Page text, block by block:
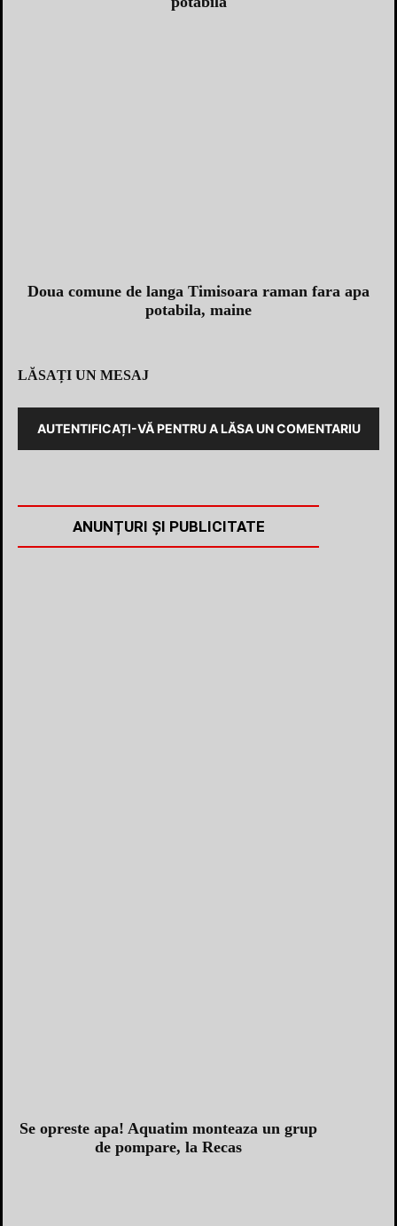
Doua comune de langa Timisoara raman fara apa
potabila, maine
LĂSAȚI UN MESAJ
AUTENTIFICAȚI-VĂ PENTRU A LĂSA UN COMENTARIU
ANUNȚURI ȘI PUBLICITATE
Se opreste apa! Aquatim monteaza un grup
de pompare, la Recas